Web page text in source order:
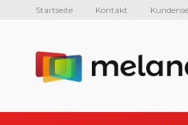
Startseite Kontakt